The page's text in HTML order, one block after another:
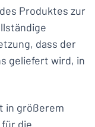
Produktes zur
dass der
geliefert wird, in
in größerem
die